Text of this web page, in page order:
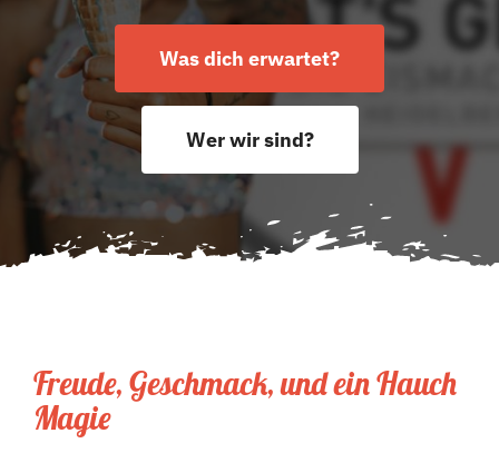
Was dich erwartet?
Wer wir sind?
Freude, Geschmack, und ein Hauch
Magie